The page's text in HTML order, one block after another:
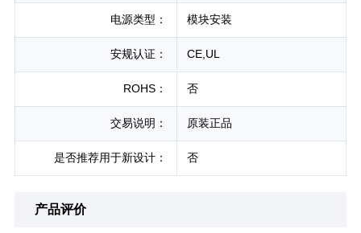
电源类型： 模块安装
安规认证： CE,UL
ROHS： 否
交易说明： 原装正品
是否推荐用于新设计： 否
产品评价